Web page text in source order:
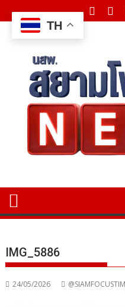
to
content
IMG_5886
24/05/2026
TH